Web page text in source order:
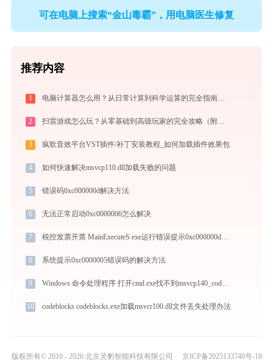
可在电脑上搜索“金山毒霸”，用电脑医生修复
推荐内容
1 电脑计算器怎么用？从日常计算到科学运算的完全指南（附隐藏功能）
2 扫雷游戏怎么玩？从零基础到高级玩家的完全攻略（附必胜技巧）
3 疯歌音效平台VST插件/补丁安装教程_如何加载插件效果包
4 如何快速解决msvcp110.dll加载失败的问题
5 错误码0xc000000d解决方法
6 无法正常启动0xc0000006怎么解决
7 税控发票开票 MainExecuteS.exe运行错误提示0xc000000d的解决办法
8 系统提示0xc0000005错误码的解决方法
9 Windows 命令处理程序 打开cmd.exe找不到msvcp140_codecvt_ids.dll怎么办
10 codeblocks codeblocks.exe加载msvcr100.dll文件丢失处理办法
版权所有© 2010 - 2026 北京灵豹智能科技有限公司 京ICP备2025133740号-18